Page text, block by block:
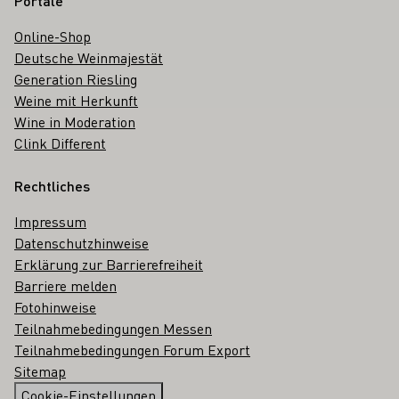
Online-Shop
Deutsche Weinmajestät
Generation Riesling
Weine mit Herkunft
Wine in Moderation
Clink Different
Rechtliches
Impressum
Datenschutzhinweise
Erklärung zur Barrierefreiheit
Barriere melden
Fotohinweise
Teilnahmebedingungen Messen
Teilnahmebedingungen Forum Export
Sitemap
Cookie-Einstellungen